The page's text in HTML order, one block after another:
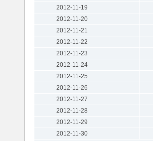
2012-11-19
2012-11-20
2012-11-21
2012-11-22
2012-11-23
2012-11-24
2012-11-25
2012-11-26
2012-11-27
2012-11-28
2012-11-29
2012-11-30